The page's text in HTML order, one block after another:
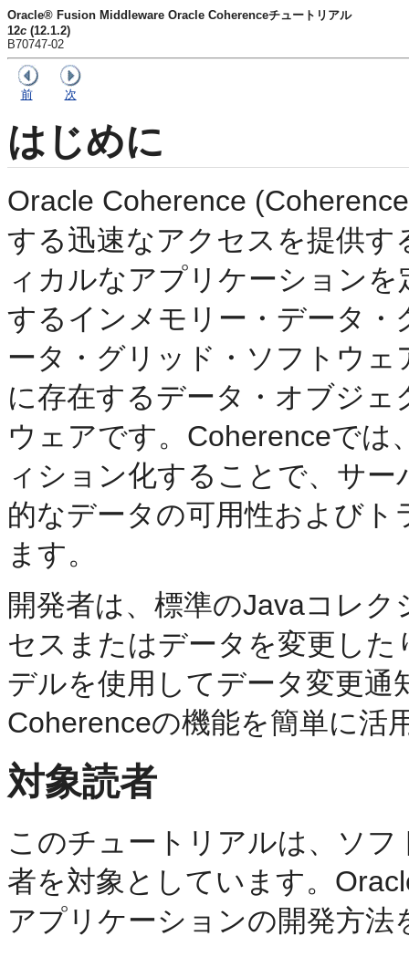
Oracle® Fusion Middleware Oracle Coherenceチュートリアル
12c (12.1.2)
B70747-02
前 次
はじめに
Oracle Coherence
する迅速なアクセスを提供
ィカルなアプリケーション
するインメモリー・データ
ータ・グリッド・ソフトウ
に存在するデータ・オブジ
ウェアです。Coherenceでは
ィション化することで、サ
的なデータの可用性および
ます。
開発者は、標準のJavaコレ
セスまたはデータを変更し
デルを使用してデータ変更
Coherenceの機能を簡単に活
対象読者
このチュートリアルは、ソ
者を対象としています。
アプリケーションの開発方法